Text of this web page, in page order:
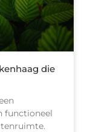
die
functioneel